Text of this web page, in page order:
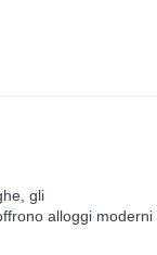
gli
alloggi moderni